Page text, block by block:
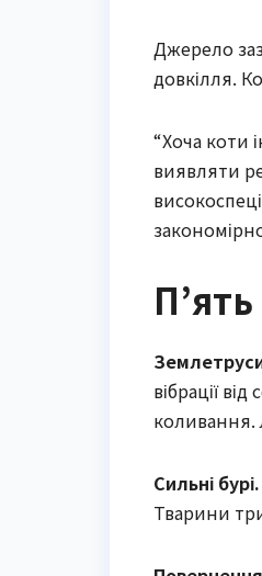
Джерело
довкілля.
“Хоча коти
виявляти
вібрації
коливання.
Сильні бурі.
Тварини